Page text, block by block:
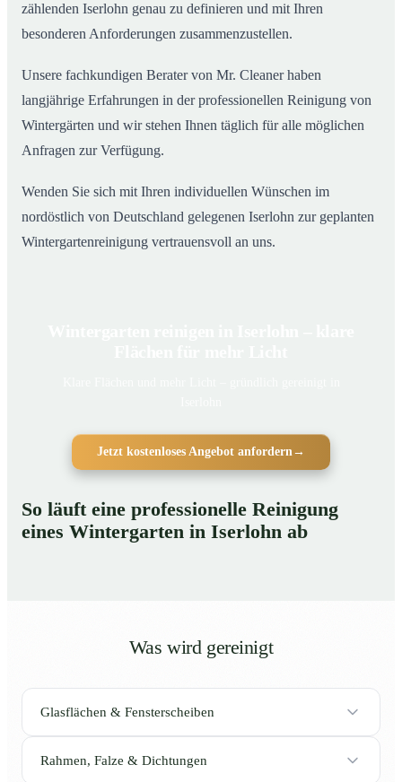
zählenden Iserlohn genau zu definieren und mit Ihren
besonderen Anforderungen zusammenzustellen.
Unsere fachkundigen Berater von Mr. Cleaner haben
langjährige Erfahrungen in der professionellen Reinigung von
Wintergärten und wir stehen Ihnen täglich für alle möglichen
Anfragen zur Verfügung.
Wenden Sie sich mit Ihren individuellen Wünschen im
nordöstlich von Deutschland gelegenen Iserlohn zur geplanten
Wintergartenreinigung vertrauensvoll an uns.
Jetzt kostenloses Angebot anfordern→
So läuft eine professionelle Reinigung
eines Wintergarten in Iserlohn ab
Was wird gereinigt
Glasflächen & Fensterscheiben
Rahmen, Falze & Dichtungen